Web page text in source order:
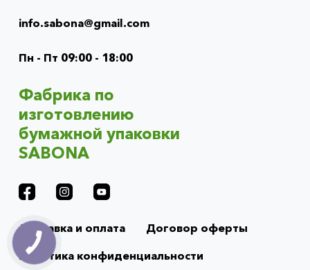
info.sabona@gmail.com
Пн - Пт 09:00 - 18:00
Фабрика по
изготовлению
бумажной упаковки
SABONA
menu
Доставка и оплата
Договор оферты
Политика конфиденциальности